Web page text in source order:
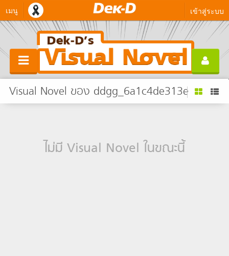
เมนู เข้าสู่ระบบ
Visual Novel ของ ddgg_6a1c4de313e
ไม่มี Visual Novel ในขณะนี้